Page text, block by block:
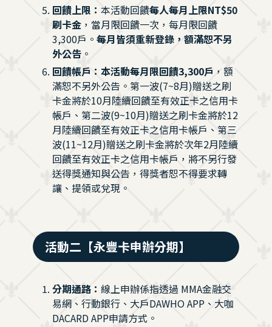
回饋上限： 本活動回饋每人每月上限NT$50
刷卡金 ，當月限回饋一次，每月限回饋
3,300戶。 每月皆須重新登錄，額滿恕不另
外公告 。
回饋帳戶：本活動每月限回饋3,300戶 ，額
滿恕不另外公告。第一波(7~8月)贈送之刷
卡金將於10月陸續回饋至有效正卡之信用卡
帳戶、第二波(9~10月)贈送之刷卡金將於12
月陸續回饋至有效正卡之信用卡帳戶、第三
波(11~12月)贈送之刷卡金將於次年2月陸續
回饋至有效正卡之信用卡帳戶，將不另行發
送得獎通知與公告，得獎者恕不得要求轉
讓、提領或兌現。
活動二【永豐卡申辦分期】
分期通路： 線上申辦係指透過 MMA金融交
易網、行動銀行、大戶DAWHO APP、大咖
DACARD APP申請方式。